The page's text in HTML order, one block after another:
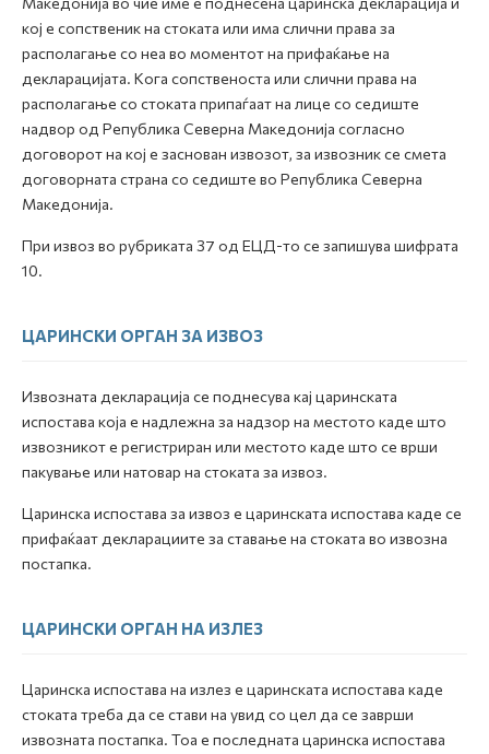
кој е сопственик на стоката или има слични права за
располагање со неа во моментот на прифаќање на
декларацијата. Кога сопственоста или слични права на
располагање со стоката припаѓаат на лице со седиште
надвор од Република Северна Македонија согласно
договорот на кој е заснован извозот, за извозник се смета
договорната страна со седиште во Република Северна
Македонија.
При извоз во рубриката 37 од ЕЦД-то се запишува шифрата
10.
ЦАРИНСКИ ОРГАН ЗА ИЗВОЗ
Извозната декларација се поднесува кај царинската
испостава која е надлежна за надзор на местото каде што
извозникот е регистриран или местото каде што се врши
пакување или натовар на стоката за извоз.
Царинска испостава за извоз е царинската испостава каде се
прифаќаат декларациите за ставање на стоката во извозна
постапка.
ЦАРИНСКИ ОРГАН НА ИЗЛЕЗ
Царинска испостава на излез е царинската испостава каде
стоката треба да се стави на увид со цел да се заврши
извозната постапка. Тоа е последната царинска испостава